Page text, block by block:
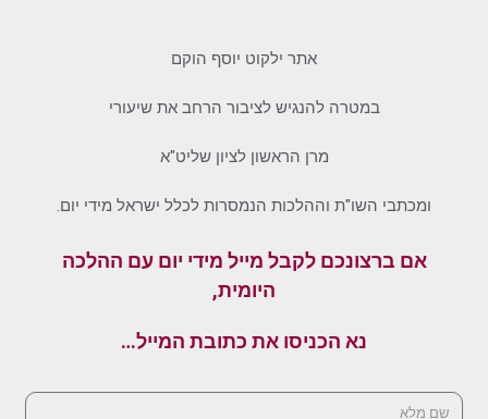
אתר ילקוט יוסף הוקם
במטרה להנגיש לציבור הרחב את שיעורי
מרן הראשון לציון שליט"א
ומכתבי השו"ת וההלכות הנמסרות לכלל ישראל מידי יום.
אם ברצונכם לקבל מייל מידי יום עם ההלכה
היומית,
נא הכניסו את כתובת המייל…